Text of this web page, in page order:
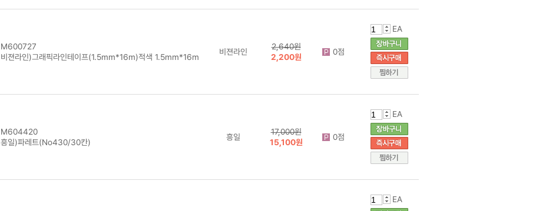
M600727
비젼라인)그래픽라인테이프(1.5mm*16m)적색 1.5mm*16m
비젼라인
2,640원
2,200원
0점
EA
M604420
흥일)파레트(No430/30칸)
흥일
17,000원
15,100원
0점
EA
EA